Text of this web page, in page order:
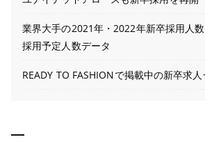
業界大手の2021年・2022年新卒採用人
採用予定人数データ
READY TO FASHIONで掲載中の新卒求